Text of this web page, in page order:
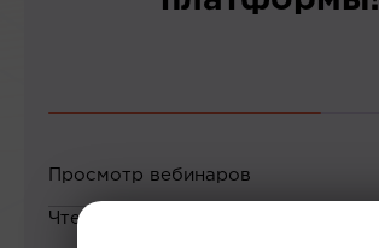
Просмотр вебинаров
Чтение статей